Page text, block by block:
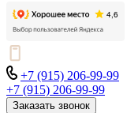
+7 (915) 206-99-99
+7 (915) 206-99-99
Заказать звонок